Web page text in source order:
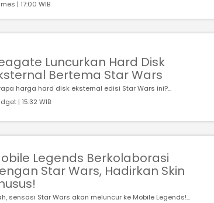
| 17:00 WIB
Luncurkan Hard Disk
Bertema Star Wars
harga hard disk eksternal edisi Star Wars ini?...
| 15:32 WIB
Legends Berkolaborasi
Star Wars, Hadirkan Skin
sensasi Star Wars akan meluncur ke Mobile Legends!...